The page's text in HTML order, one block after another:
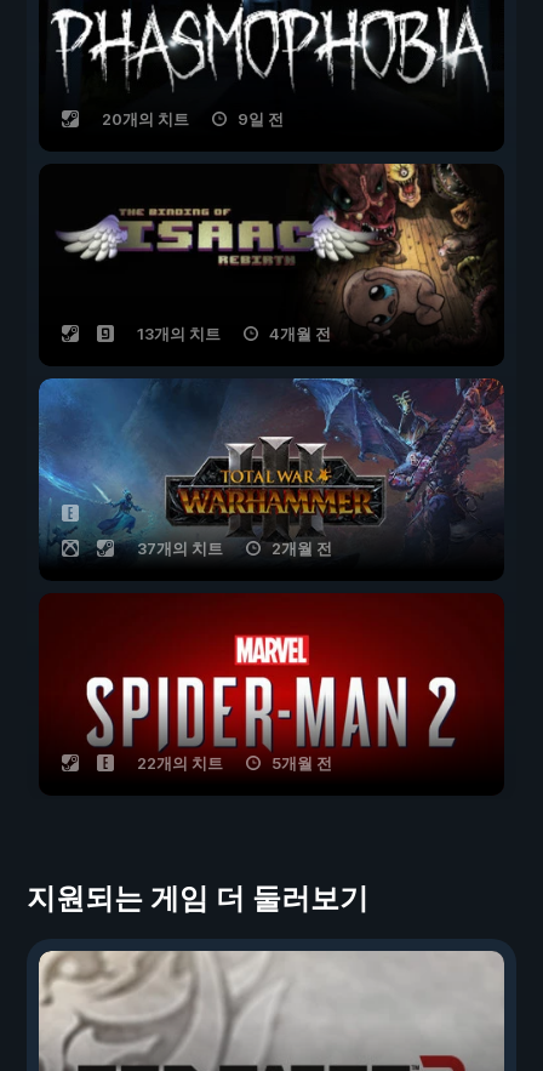
20개의 치트 9일 전
13개의 치트 4개월 전
37개의 치트 2개월 전
22개의 치트 5개월 전
지원되는 게임 더 둘러보기